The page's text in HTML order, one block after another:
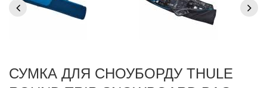
СУМКА ДЛЯ СНОУБОРДУ THULE